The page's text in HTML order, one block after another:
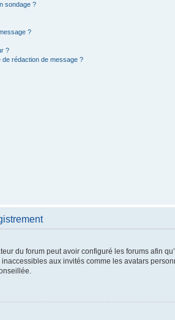
sondage ?
?
?
de rédaction de message ?
du forum peut avoir configuré les forums afin
aux invités comme les avatars